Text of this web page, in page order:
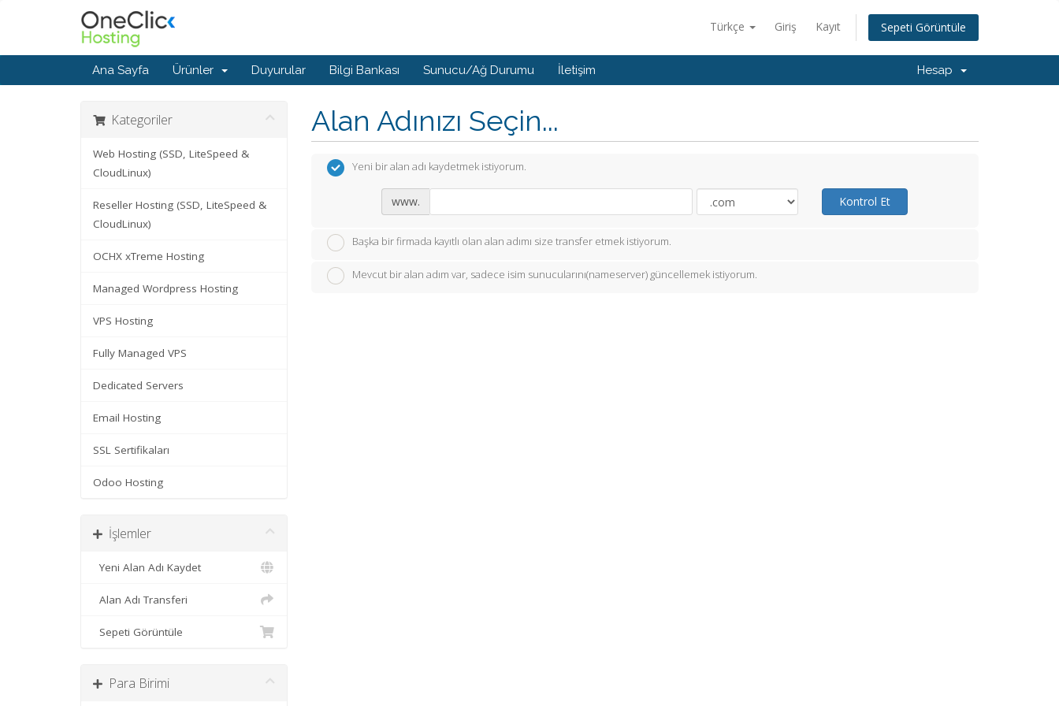
Türkçe Giriş Kayıt Sepeti Görüntüle
Ana Sayfa Ürünler Duyurular Bilgi Bankası Sunucu/Ağ Durumu İletişim Hesap
Kategoriler
Web Hosting (SSD, LiteSpeed &
CloudLinux)
Reseller Hosting (SSD, LiteSpeed &
CloudLinux)
OCHX xTreme Hosting
Managed Wordpress Hosting
VPS Hosting
Fully Managed VPS
Dedicated Servers
Email Hosting
SSL Sertifikaları
Odoo Hosting
İşlemler
Yeni Alan Adı Kaydet
Alan Adı Transferi
Sepeti Görüntüle
Para Birimi
Alan Adınızı Seçin...
Yeni bir alan adı kaydetmek istiyorum.
www. Kontrol Et
Başka bir firmada kayıtlı olan alan adımı size transfer etmek istiyorum.
Mevcut bir alan adım var, sadece isim sunucularını(nameserver) güncellemek istiyorum.